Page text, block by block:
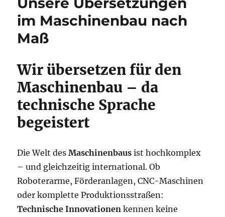
im Maschinenbau nach
Maß
Wir übersetzen für den
Maschinenbau – da
technische Sprache
begeistert
Die Welt desMaschinenbaus ist hochkomplex
– und gleichzeitig international. Ob
Roboterarme, Förderanlagen, CNC-Maschinen
oder komplette Produktionsstraßen:
Technische Innovationen kennen keine